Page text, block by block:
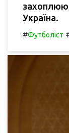
Україна.
#Футболіст